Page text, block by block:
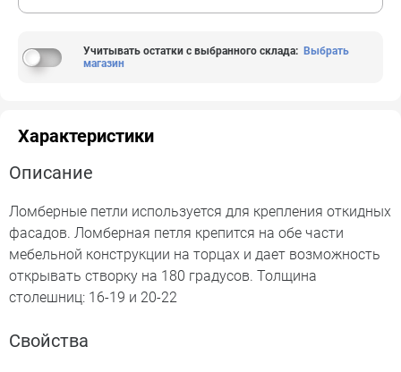
Учитывать остатки с выбранного склада: Выбрать
магазин
Характеристики
Описание
Ломберные петли используется для крепления откидных
фасадов. Ломберная петля крепится на обе части
мебельной конструкции на торцах и дает возможность
открывать створку на 180 градусов. Толщина
столешниц: 16-19 и 20-22
Свойства